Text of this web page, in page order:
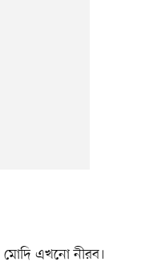
মোদি এখনো নীরব।